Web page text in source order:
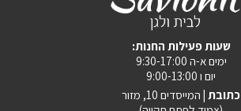
:שעות פעילות החנות
ימים א-ה 9:30-17:00
יום ו 9:00-13:00
כתובת | המייסדים 10, מזור